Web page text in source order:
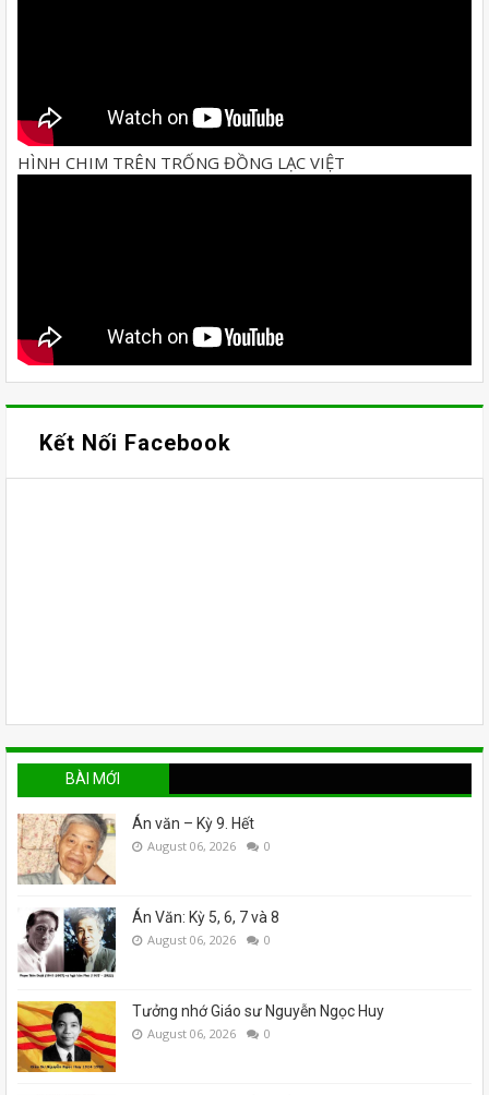
HÌNH CHIM TRÊN TRỐNG ĐỒNG LẠC VIỆT
Kết Nối Facebook
BÀI MỚI
Án văn – Kỳ 9. Hết
August 06, 2026 0
Án Văn: Kỳ 5, 6, 7 và 8
August 06, 2026 0
Tưởng nhớ Giáo sư Nguyễn Ngọc Huy
August 06, 2026 0